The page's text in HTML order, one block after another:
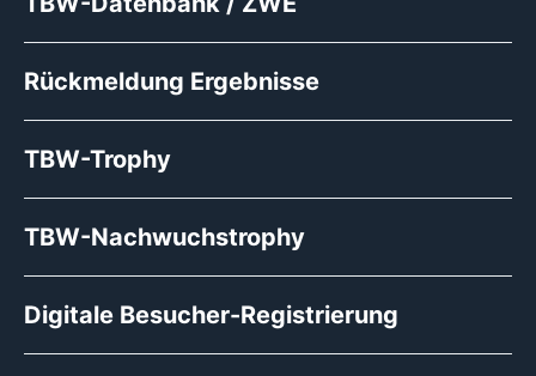
Rückmeldung Ergebnisse
TBW-Trophy
TBW-Nachwuchstrophy
Digitale Besucher-Registrierung